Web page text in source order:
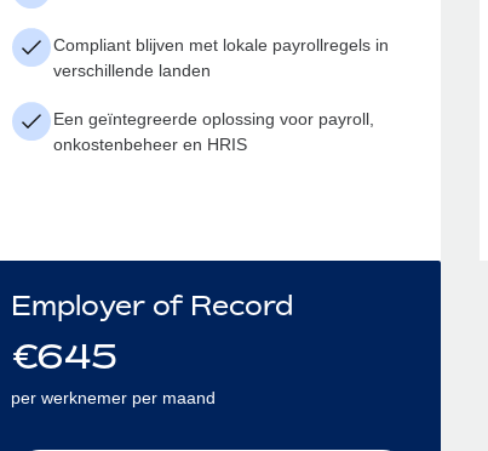
Compliant blijven met lokale payrollregels in
verschillende landen
Een geïntegreerde oplossing voor payroll,
onkostenbeheer en HRIS
Employer of Record
€645
per werknemer per maand